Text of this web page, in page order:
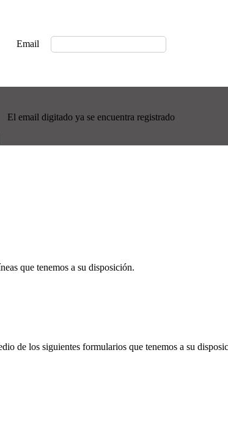
Email
El email digitado ya se encuentra registrado
que tenemos a su disposición.
de los siguientes formularios que tenemos a su